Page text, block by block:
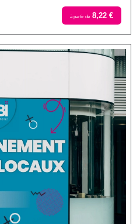
à partir de 8,22 €